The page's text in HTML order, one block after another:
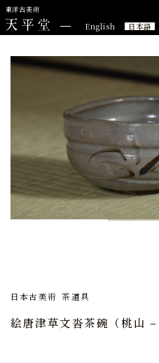
東洋古美術
English 日本語
日本古美術 茶道具
絵唐津草文沓茶碗（桃山 –